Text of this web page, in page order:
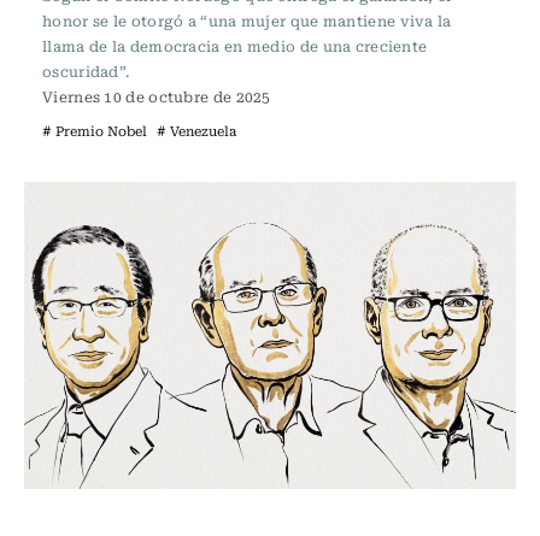
honor se le otorgó a “una mujer que mantiene viva la
llama de la democracia en medio de una creciente
oscuridad”.
Viernes 10 de octubre de 2025
# Premio Nobel # Venezuela